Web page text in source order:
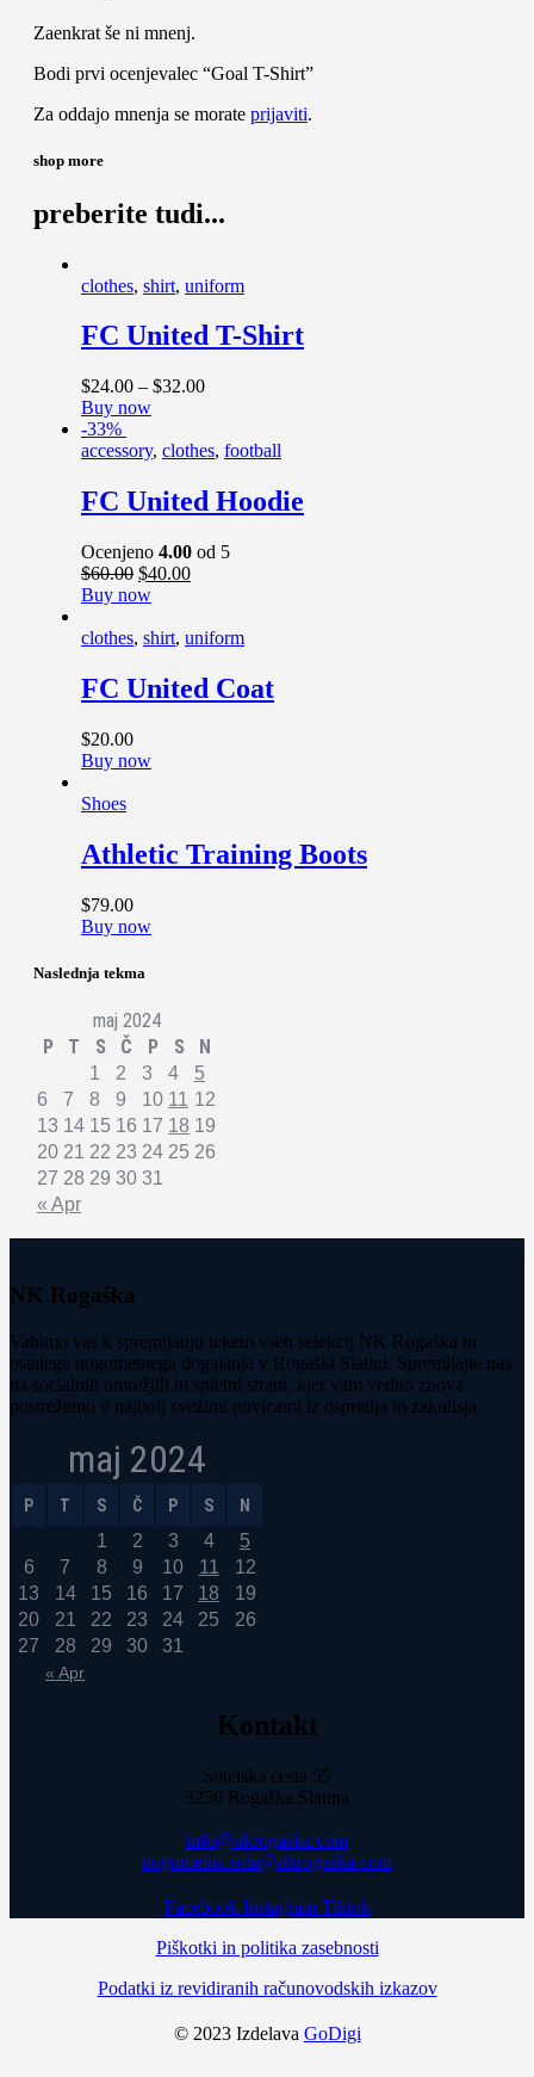
Zaenkrat še ni mnenj.
Bodi prvi ocenjevalec “Goal T-Shirt”
Za oddajo mnenja se morate prijaviti.
shop more
preberite tudi...
clothes, shirt, uniform
FC United T-Shirt
$24.00 – $32.00
Buy now
-33%
accessory, clothes, football
FC United Hoodie
Ocenjeno 4.00 od 5
$60.00 $40.00
Buy now
clothes, shirt, uniform
FC United Coat
$20.00
Buy now
Shoes
Athletic Training Boots
$79.00
Buy now
Naslednja tekma
maj 2024
P
T S Č P S N
« Apr
1 2 3 4
5
6
7 8 9 10 11 12
13 14 15 16 17 18 19
20 21 22 23 24 25 26
27 28 29 30 31
NK Rogaška
Vabimo vas k spremljanju tekem vseh selekcij NK Rogaška in
ostalega nogometnega dogajanja v Rogaški Slatini. Spremljajte nas
na socialnih omrežjih in spletni strani, kjer vam vedno znova
postrežemo v najbolj svežimi novicami iz ospredja in zakulisja.
maj 2024
P T S Č P S N
« Apr
1 2 3 4
5
6
7 8 9 10 11
12
13
14 15 16 17 18
19
20
21 22 23 24 25
26
27
28 29 30 31
Kontakt
Sotelska cesta 55
3250 Rogaška Slatina
info@nkrogaska.com
nogometna.sola@nkrogaska.com
Facebook Instagram Tiktok
Piškotki in politika zasebnosti
Podatki iz revidiranih računovodskih izkazov
© 2023 Izdelava GoDigi